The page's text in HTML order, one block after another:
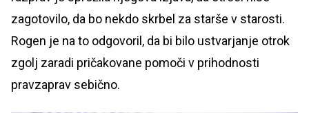
zagotovilo, da bo nekdo skrbel za starše v starosti.
Rogen je na to odgovoril, da bi bilo ustvarjanje otrok
zgolj zaradi pričakovane pomoči v prihodnosti
pravzaprav sebično.